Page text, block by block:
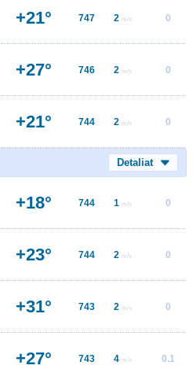
+21° 747 2 m/s 0
+27° 746 2 m/s 0
+21° 744 2 m/s 0
Detaliat
+18° 744 1 m/s 0
+23° 744 2 m/s 0
+31° 743 2 m/s 0
+27° 743 4 m/s 0.1